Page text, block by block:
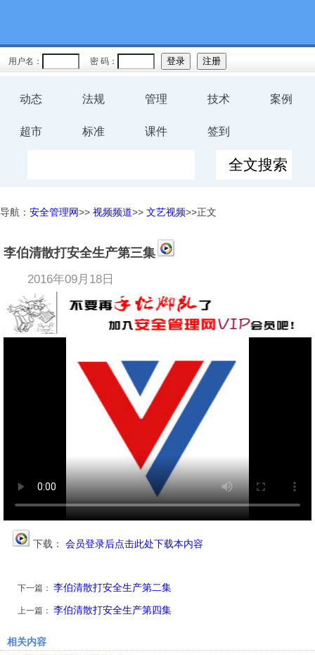
用户名： 密 码：
动态 法规 管理 技术 案例
超市 标准 课件 签到
导航： 安全管理网>> 视频频道>> 文艺视频>>正文
李伯清散打安全生产第三集
2016年09月18日
下载： 会员登录后点击此处下载本内容
下一篇： 李伯清散打安全生产第二集
上一篇： 李伯清散打安全生产第四集
相关内容